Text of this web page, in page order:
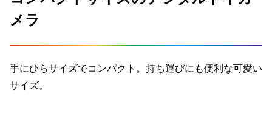
メラ
手にひらサイズでコンパクト。持ち運びにも便利な可愛い
サイズ。